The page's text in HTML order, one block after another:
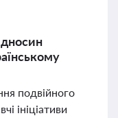
подвійного
ініціативи